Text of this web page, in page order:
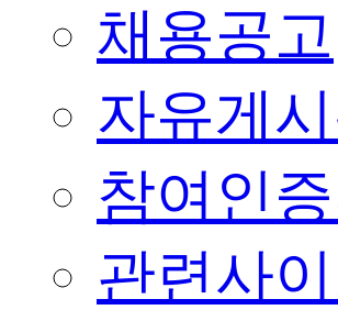
채용공고
자유게
참여인
관련사